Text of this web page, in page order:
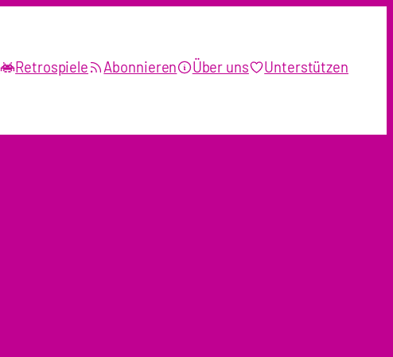
Retrospiele Abonnieren Über uns Unterstützen